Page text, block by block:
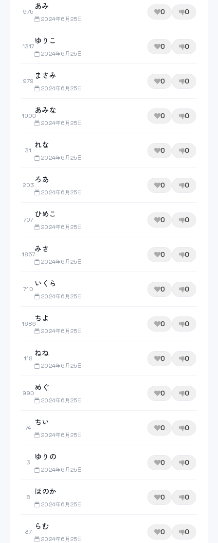
975
あみ
2024年6月25日
0 0
1317
ゆりこ
2024年6月25日
0 0
979
まさみ
2024年6月25日
0 0
1000
あみな
2024年6月25日
0 0
31
れな
2024年6月25日
0 0
203
ろあ
2024年6月25日
0 0
707
ひめこ
2024年6月25日
0 0
1857
みさ
2024年6月25日
0 0
710
いくら
2024年6月25日
0 0
1686
ちよ
2024年6月25日
0 0
118
ねね
2024年6月25日
0 0
990
めぐ
2024年6月25日
0 0
74
ちい
2024年6月25日
0 0
3
ゆりの
2024年6月25日
0 0
8
ほのか
2024年6月25日
0 0
37
らむ
2024年6月25日
0 0